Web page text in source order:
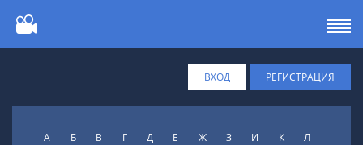
ВХОД РЕГИСТРАЦИЯ
А Б В Г Д Е Ж З И К
Л